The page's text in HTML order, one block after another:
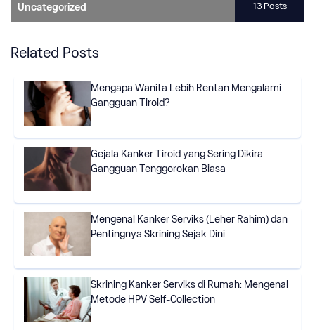
Uncategorized 13 Posts
Related Posts
Mengapa Wanita Lebih Rentan Mengalami
Gangguan Tiroid?
Gejala Kanker Tiroid yang Sering Dikira
Gangguan Tenggorokan Biasa
Mengenal Kanker Serviks (Leher Rahim) dan
Pentingnya Skrining Sejak Dini
Skrining Kanker Serviks di Rumah: Mengenal
Metode HPV Self-Collection